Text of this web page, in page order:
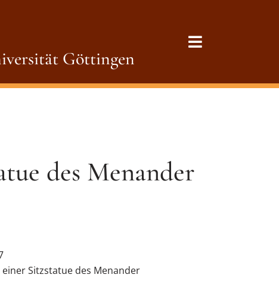
Göttingen
des Menander
Sitzstatue des Menander